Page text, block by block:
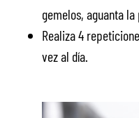
gemelos, aguanta
Realiza 4
vez al día.